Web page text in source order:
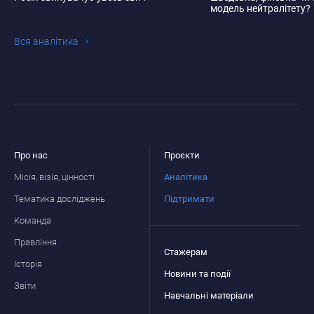
модель нейтралітету?
Вся аналiтика
Про нас
Місія, візія, цінності
Тематика досліджень
Команда
Правління
Історія
Звіти
Проєкти
Аналітика
Підтримати
Стажерам
Новини та події
Навчальні матеріали